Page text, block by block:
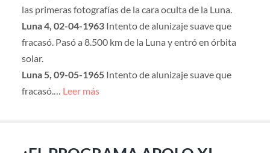
las primeras fotografías de la cara oculta de la Luna.
Luna 4, 02-04-1963 Intento de alunizaje suave que
fracasó. Pasó a 8.500 km de la Luna y entró en órbita
solar.
Luna 5, 09-05-1965 Intento de alunizaje suave que
fracasó.… Leer más